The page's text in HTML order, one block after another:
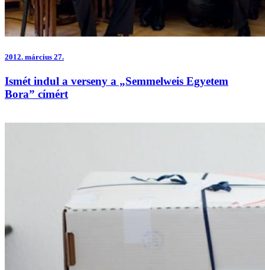
2012. március 27.
Ismét indul a verseny a „Semmelweis Egyetem
Bora” címért